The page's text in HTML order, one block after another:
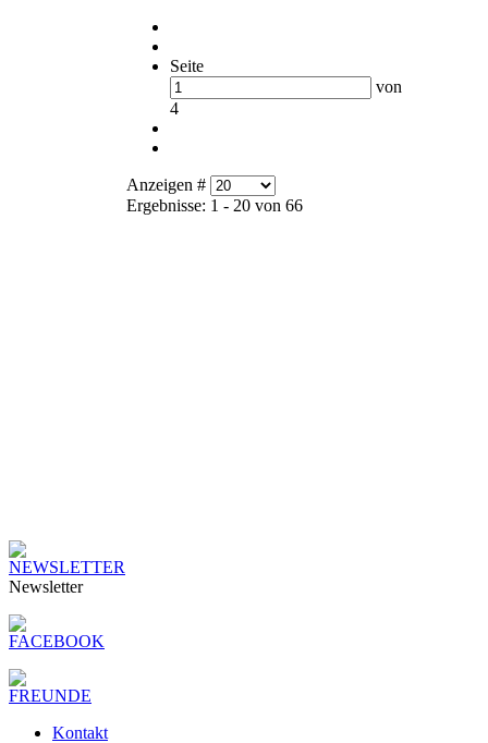
Seite
von
4
Anzeigen #
Ergebnisse: 1 - 20 von 66
Newsletter
Kontakt